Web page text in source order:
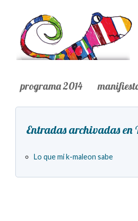
programa 2014
Entradas archivadas en
Lo que mi k-maleon sabe